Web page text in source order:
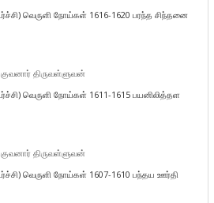
வெருளி நோய்கள் 1616-1620 பரந்த சிந்தனை
திருவள்ளுவன்
வெருளி நோய்கள் 1611-1615 பயனிலித்தள
திருவள்ளுவன்
வெருளி நோய்கள் 1607-1610 பந்தய ஊர்தி